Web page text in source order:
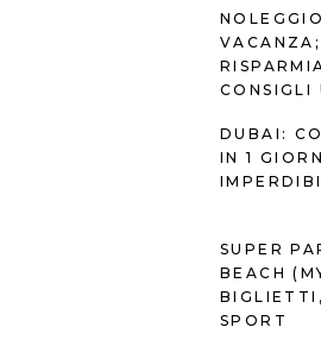
CONSIGLI
DUBAI:
IN 1
SUPER
BEACH
SPORT